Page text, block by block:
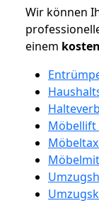
Wir können
einem
Möbellift